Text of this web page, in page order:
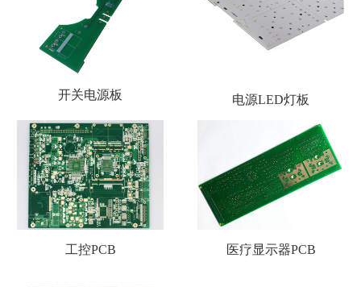
开关电源板 电源LED灯板
工控PCB 医疗显示器PCB